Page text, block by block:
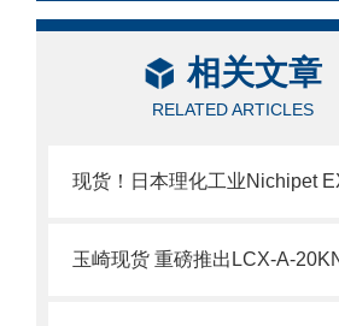
相关文章
RELATED ARTICLES